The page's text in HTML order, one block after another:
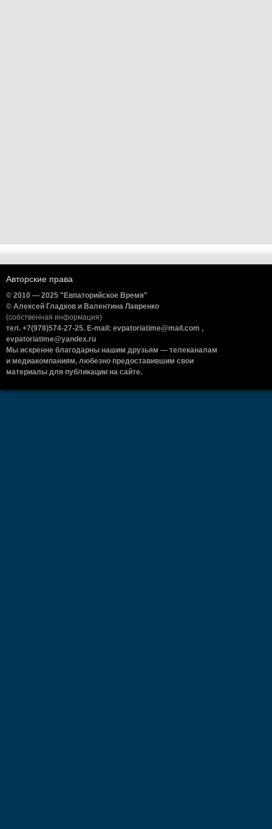
Авторские права
© 2010 — 2025 "Евпаторийское Время"
© Алексей Гладков и Валентина Лавренко
(собственная информация)
тел. +7(978)574-27-25. E-mail: evpatoriatime@mail.com ,
evpatoriatime@yandex.ru
Мы искренне благодарны нашим друзьям — телеканалам
и медиакомпаниям, любезно предоставившим свои
материалы для публикации на сайте.